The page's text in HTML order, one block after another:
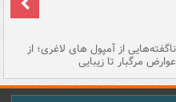
ناگفته‌هایی از آمپول های لاغری؛ از
عوارض مرگبار تا زیبایی